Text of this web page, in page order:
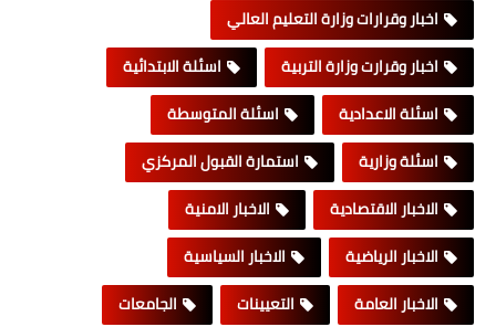
اخبار وقرارات وزارة التعليم العالي
اخبار وقرارت وزارة التربية
اسئلة الابتدائية
اسئلة الاعدادية
اسئلة المتوسطة
اسئلة وزارية
استمارة القبول المركزي
الاخبار الاقتصادية
الاخبار الامنية
الاخبار الرياضية
الاخبار السياسية
الاخبار العامة
التعيينات
الجامعات